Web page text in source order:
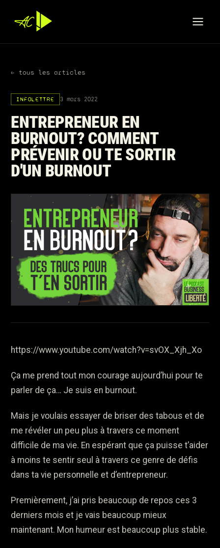
← tous les articles
INFOLETTRE 3 mars 2022
ENTREPRENEUR EN
BURNOUT? COMMENT
PRÉVENIR OU TE SORTIR
D'UN BURNOUT
https://www.youtube.com/watch?v=svOX_Xjh_Xo
Ça me prend tout mon courage aujourd’hui pour te
parler de ça… Je suis en burnout.
Mais je voulais essayer de briser des tabous et de
me révéler un peu plus à travers ce moment
difficile de ma vie. En espérant que ça puisse t’aider
à moins te sentir seul à travers ce genre de défis
dans ta vie personnelle et d’entrepreneur.
Premièrement, j’ai pris beaucoup de repos ces 3
derniers mois et je vais beaucoup mieux
maintenant. Mon humeur est beaucoup plus stable.